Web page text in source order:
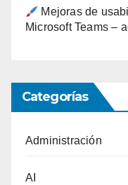
Mejoras de
Microsoft Teams –
Categorías
Administración
AI